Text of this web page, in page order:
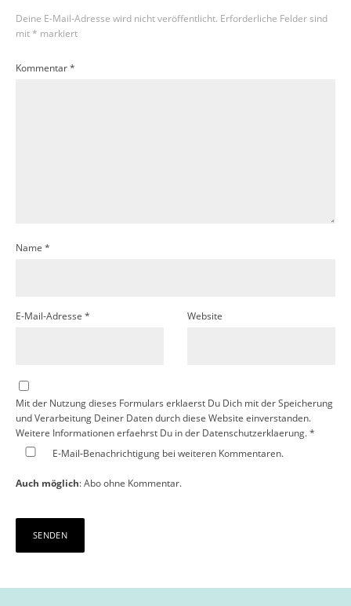
Deine E-Mail-Adresse wird nicht veröffentlicht. Erforderliche Felder sind
mit* markiert
Kommentar*
Name *
E-Mail-Adresse * Website
Mit der Nutzung dieses Formulars erklaerst Du Dich mit der Speicherung
und Verarbeitung Deiner Daten durch diese Website einverstanden.
Weitere Informationen erfaehrst Du in der Datenschutzerklaerung.*
E-Mail-Benachrichtigung bei weiteren Kommentaren.
Auch möglich:Abo ohne Kommentar.